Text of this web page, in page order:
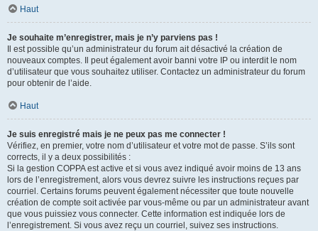
Haut
Je souhaite m’enregistrer, mais je n’y parviens pas !
Il est possible qu’un administrateur du forum ait désactivé la création de
nouveaux comptes. Il peut également avoir banni votre IP ou interdit le nom
d’utilisateur que vous souhaitez utiliser. Contactez un administrateur du forum
pour obtenir de l’aide.
Haut
Je suis enregistré mais je ne peux pas me connecter !
Vérifiez, en premier, votre nom d’utilisateur et votre mot de passe. S’ils sont
corrects, il y a deux possibilités :
Si la gestion COPPA est active et si vous avez indiqué avoir moins de 13 ans
lors de l’enregistrement, alors vous devrez suivre les instructions reçues par
courriel. Certains forums peuvent également nécessiter que toute nouvelle
création de compte soit activée par vous-même ou par un administrateur avant
que vous puissiez vous connecter. Cette information est indiquée lors de
l’enregistrement. Si vous avez reçu un courriel, suivez ses instructions.